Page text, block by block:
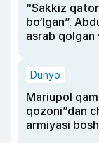
“Sakkiz
bo‘lgan”.
asrab qolgan
Dunyo
Mariupol
qozoni”dan
armiyasi